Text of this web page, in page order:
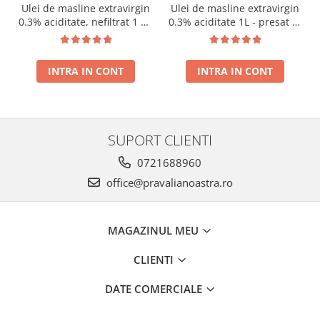
Ulei de masline extravirgin
0.3% aciditate, nefiltrat 1 L -
presat la rece RECOLTA
INTRA IN CONT
Ulei de masline extravirgin
0.3% aciditate 1L - presat la
rece RECOLTA NOUA
INTRA IN CONT
SUPORT CLIENTI
0721688960
office@pravalianoastra.ro
MAGAZINUL MEU
CLIENTI
DATE COMERCIALE